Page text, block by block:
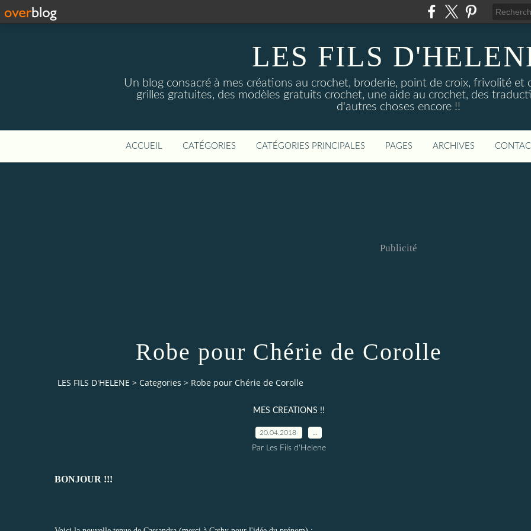
LES FILS
Un blog consacré à mes créations au crochet, broderie, point de croix, frivolité et
grilles gratuites, des modèles gratuits crochet, une aide au crochet, des
d'autres choses encore !!
ACCUEIL CATÉGORIES CATÉGORIES PRINCIPALES PAGES ARCHIVES
Publicité
Robe pour Chérie de Corolle
LES FILS D'HELENE > Categories > Robe pour Chérie de Corolle
MES CREATIONS !!
20.04.2018
Par Les Fils d'Helene
BONJOUR !!!